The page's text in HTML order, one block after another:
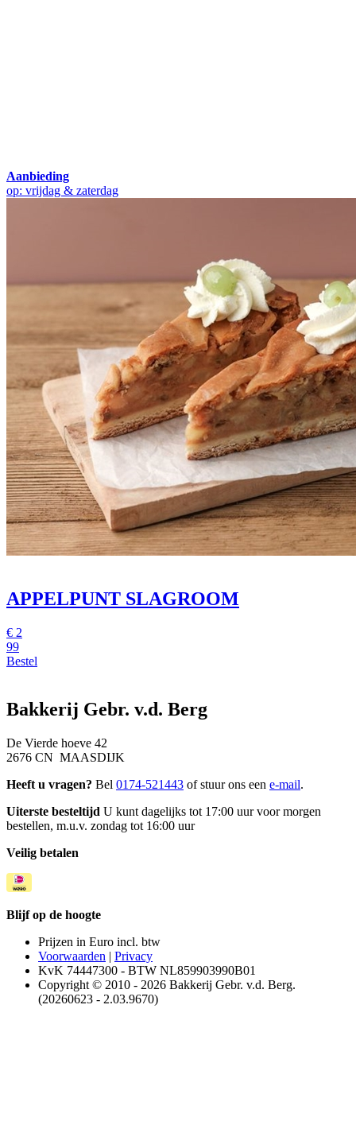
Aanbieding
op: vrijdag & zaterdag
APPELPUNT SLAGROOM
€ 2
99
Bestel
Bakkerij Gebr. v.d. Berg
De Vierde hoeve 42
2676 CN MAASDIJK
Heeft u vragen? Bel 0174-521443 of stuur ons een e-mail.
Uiterste besteltijd U kunt dagelijks tot 17:00 uur voor morgen
bestellen, m.u.v. zondag tot 16:00 uur
Veilig betalen
Blijf op de hoogte
Prijzen in Euro incl. btw
Voorwaarden | Privacy
KvK 74447300 - BTW NL859903990B01
Copyright © 2010 - 2026 Bakkerij Gebr. v.d. Berg.
(20260623 - 2.03.9670)